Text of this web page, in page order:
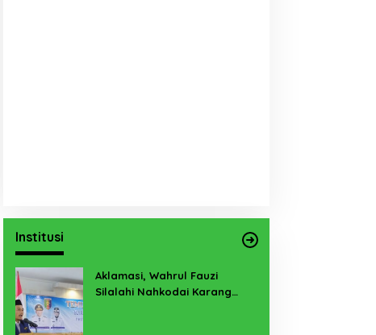
Institusi
Aklamasi, Wahrul Fauzi
Silalahi Nahkodai Karang